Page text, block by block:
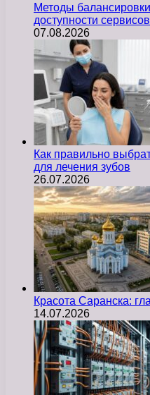
Методы
доступности сервисов
07.08.2026
Как правильно
для лечения зубов
26.07.2026
Красота Саранска:
14.07.2026